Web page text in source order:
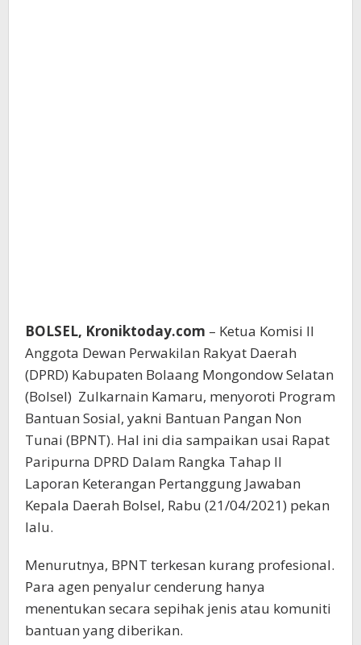
BOLSEL, Kroniktoday.com – Ketua Komisi II
Anggota Dewan Perwakilan Rakyat Daerah
(DPRD) Kabupaten Bolaang Mongondow Selatan
(Bolsel) Zulkarnain Kamaru, menyoroti Program
Bantuan Sosial, yakni Bantuan Pangan Non
Tunai (BPNT). Hal ini dia sampaikan usai Rapat
Paripurna DPRD Dalam Rangka Tahap II
Laporan Keterangan Pertanggung Jawaban
Kepala Daerah Bolsel, Rabu (21/04/2021) pekan
lalu.
Menurutnya, BPNT terkesan kurang profesional.
Para agen penyalur cenderung hanya
menentukan secara sepihak jenis atau komuniti
bantuan yang diberikan.